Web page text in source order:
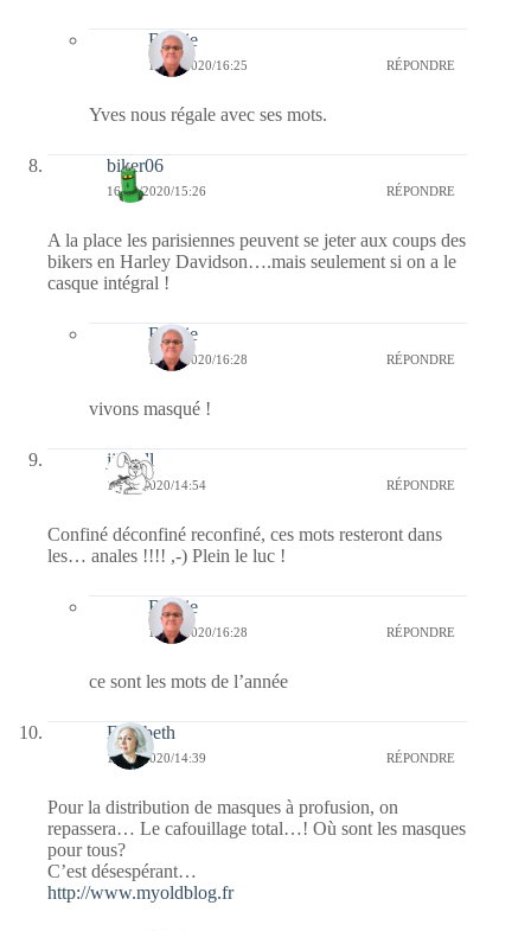
Bernie
16/05/2020/16:25 RÉPONDRE
Yves nous régale avec ses mots.
biker06
16/05/2020/15:26 RÉPONDRE
A la place les parisiennes peuvent se jeter aux coups des
bikers en Harley Davidson….mais seulement si on a le
casque intégral !
Bernie
16/05/2020/16:28 RÉPONDRE
vivons masqué !
jill bill
16/05/2020/14:54 RÉPONDRE
Confiné déconfiné reconfiné, ces mots resteront dans
les… anales !!!! ,-) Plein le luc !
Bernie
16/05/2020/16:28 RÉPONDRE
ce sont les mots de l’année
Elisabeth
16/05/2020/14:39 RÉPONDRE
Pour la distribution de masques à profusion, on
repassera… Le cafouillage total…! Où sont les masques
pour tous?
C’est désespérant…
http://www.myoldblog.fr